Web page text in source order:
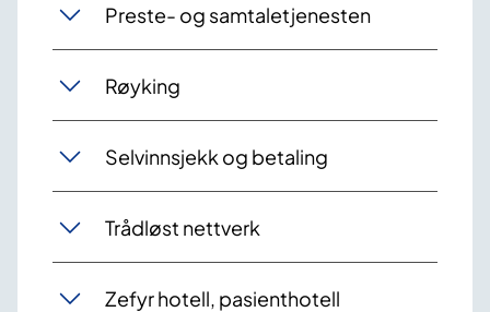
Preste- og samtaletjenesten
Røyking
Selvinnsjekk og betaling
Trådløst nettverk
Zefyr hotell, pasienthotell